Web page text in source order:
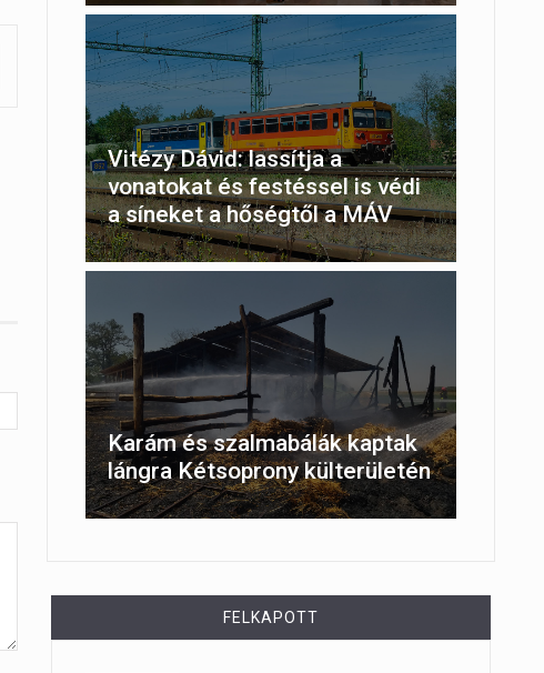
Vitézy Dávid: lassítja a
vonatokat és festéssel is védi
a síneket a hőségtől a MÁV
Karám és szalmabálák kaptak
lángra Kétsoprony külterületén
FELKAPOTT